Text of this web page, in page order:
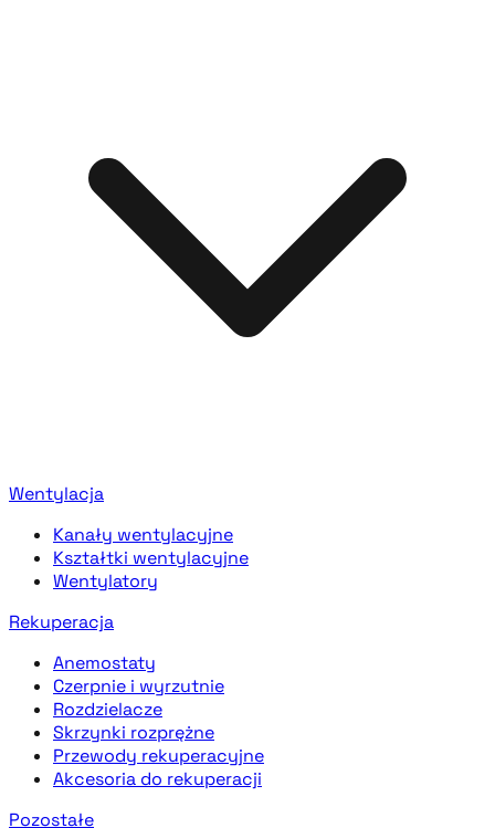
Wentylacja
Kanały wentylacyjne
Kształtki wentylacyjne
Wentylatory
Rekuperacja
Anemostaty
Czerpnie i wyrzutnie
Rozdzielacze
Skrzynki rozprężne
Przewody rekuperacyjne
Akcesoria do rekuperacji
Pozostałe